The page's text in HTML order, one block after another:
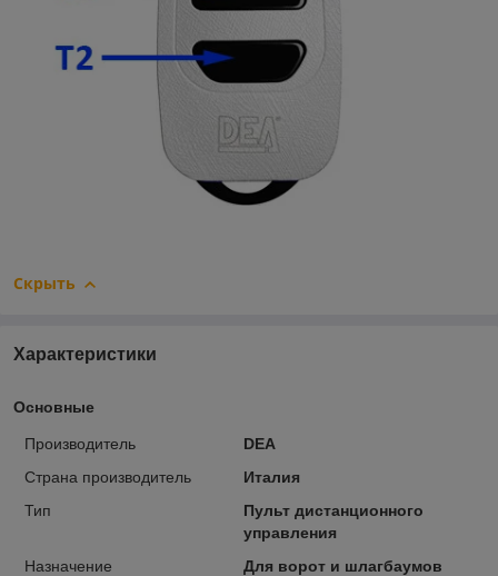
Скрыть
Характеристики
Основные
Производитель
DEA
Страна производитель
Италия
Тип
Пульт дистанционного
управления
Назначение
Для ворот и шлагбаумов